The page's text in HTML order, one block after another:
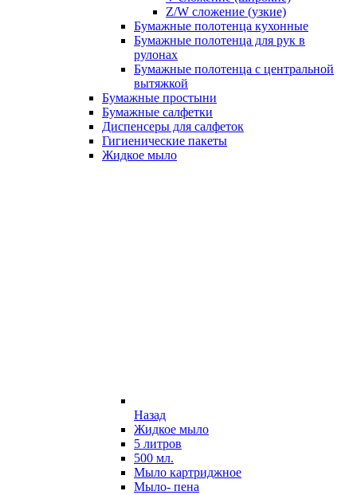
Z/W сложение (узкие)
Бумажные полотенца кухонные
Бумажные полотенца для рук в
рулонах
Бумажные полотенца с центральной
вытяжкой
Бумажные простыни
Бумажные салфетки
Диспенсеры для салфеток
Гигиенические пакеты
Жидкое мыло
Назад
Жидкое мыло
5 литров
500 мл.
Мыло картриджное
Мыло- пена